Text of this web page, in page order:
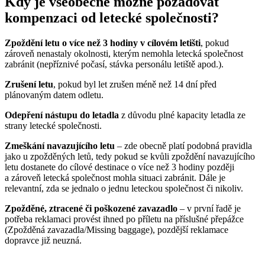
kompenzaci od letecké společnosti?
Zpoždění letu o více než 3 hodiny v cílovém letišti, pokud
zároveň nenastaly okolnosti, kterým nemohla letecká společnost
zabránit (nepříznivé počasí, stávka personálu letiště apod.).
Zrušení letu, pokud byl let zrušen méně než 14 dní před
plánovaným datem odletu.
Odepření nástupu do letadla z důvodu plné kapacity letadla ze
strany letecké společnosti.
Zmeškání navazujícího letu – zde obecně platí podobná pravidla
jako u zpožděných letů, tedy pokud se kvůli zpoždění navazujícího
letu dostanete do cílové destinace o více než 3 hodiny později
a zároveň letecká společnost mohla situaci zabránit. Dále je
relevantní, zda se jednalo o jednu leteckou společnost či nikoliv.
Zpožděné, ztracené či poškozené zavazadlo – v první řadě je
potřeba reklamaci provést ihned po příletu na příslušné přepážce
(Zpožděná zavazadla/Missing baggage), pozdější reklamace
dopravce již neuzná.